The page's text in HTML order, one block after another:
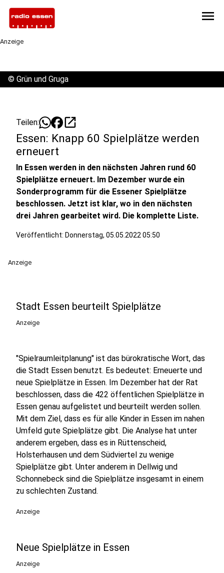
menu
Anzeige
© Grün und Gruga
Teilen: open_in_new
Essen: Knapp 60 Spielplätze werden
erneuert
In Essen werden in den nächsten Jahren rund 60
Spielplätze erneuert. Im Dezember wurde ein
Sonderprogramm für die Essener Spielplätze
beschlossen. Jetzt ist klar, wo in den nächsten
drei Jahren gearbeitet wird. Die komplette Liste.
Veröffentlicht: Donnerstag, 05.05.2022 05:50
Anzeige
Stadt Essen beurteilt Spielplätze
Anzeige
"Spielraumleitplanung" ist das bürokratische Wort, das
die Stadt Essen benutzt. Es bedeutet: Erneuerte und
neue Spielplätze in Essen. Im Dezember hat der Rat
beschlossen, dass die 422 öffentlichen Spielplätze in
Essen genau aufgelistet und beurteilt werden sollen.
Mit dem Ziel, dass es für alle Kinder in Essen im nahen
Umfeld gute Spielplätze gibt. Die Analyse hat unter
anderem ergeben, dass es in Rüttenscheid,
Holsterhausen und dem Südviertel zu wenige
Spielplätze gibt. Unter anderem in Dellwig und
Schonnebeck sind die Spielplätze insgesamt in einem
zu schlechten Zustand.
Anzeige
Neue Spielplätze in Essen
Anzeige